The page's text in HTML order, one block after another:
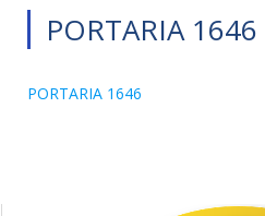
PORTARIA 1646
PORTARIA 1646